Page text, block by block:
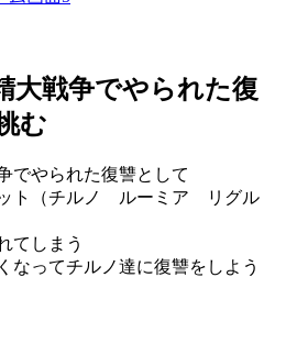
大戦争でやられた復
む
でやられた復讐として
ット（チルノ ルーミア リグル
てしまう
なってチルノ達に復讐をしよう